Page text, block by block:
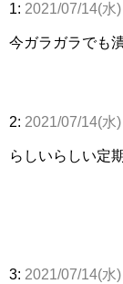
Powered by
1: 2021/07/14(水
今ガラガラでも
2: 2021/07/14(水
らしいらしい定期
3: 2021/07/14(水